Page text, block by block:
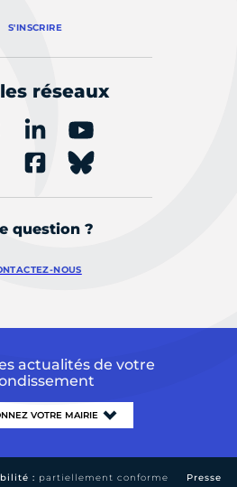
S'INSCRIRE
réseaux
question ?
NOUS
actualités de votre
: partiellement conforme Presse